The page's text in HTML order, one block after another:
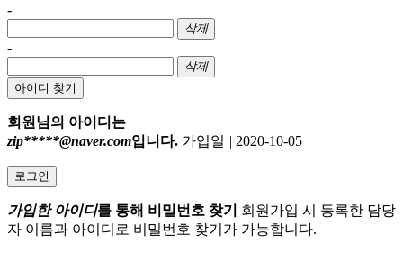
-
삭제
-
삭제
아이디 찾기
회원님의 아이디는
zip*****@naver.com입니다. 가입일 | 2020-10-05
로그인
가입한 아이디를 통해 비밀번호 찾기
회원가입 시 등록한 담당
자 이름과 아이디로 비밀번호 찾기가 가능합니다.